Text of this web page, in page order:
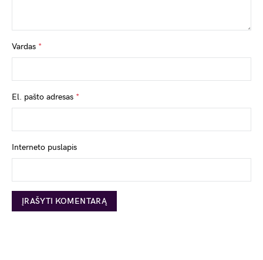
Vardas *
El. pašto adresas *
Interneto puslapis